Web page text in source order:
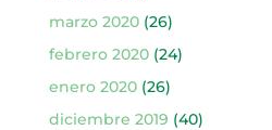
marzo 2020(26)
febrero 2020(24)
enero 2020(26)
diciembre 2019 (40)